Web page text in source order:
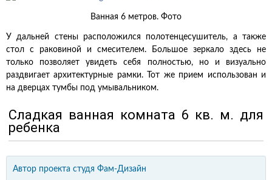
Ванная 6 метров. Фото
У дальней стены расположился полотенцесушитель, а также
стол с раковиной и смесителем. Большое зеркало здесь не
только позволяет увидеть себя полностью, но и визуально
раздвигает архитектурные рамки. Тот же прием использован и
на дверцах тумбы под умывальником.
Сладкая ванная комната 6 кв. м. для
ребенка
Автор проекта студя Фам-Дизайн